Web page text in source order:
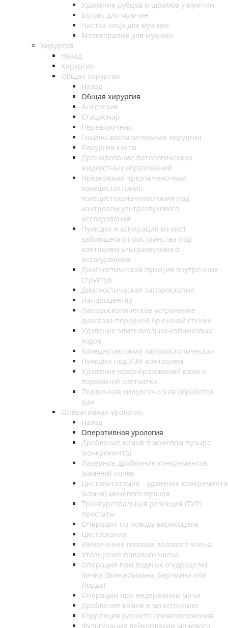
Удаление рубцов и шрамов у мужчин
Ботокс для мужчин
Чистка лица для мужчин
Мезотерапия для мужчин
Хирургия
Назад
Хирургия
Общая хирургия
Назад
Общая хирургия
Анестезия
Стационар
Перевязочная
Гнойно-воспалительная хирургия
Хирургия кисти
Дренирование патологических
жидкостных образований
Чрезкожная чрезпеченочная
холецистостомия,
холецистохолангиостомия под
контролем ультразвукового
исследования
Пункция и аспирация из кист
забрюшного пространства под
контролем ультразвукового
исследования
Диагностическая пункция внутренних
структур
Диагностическая лапароскопия
Лапароцентез
Лапароскопическое устранение
диастаза передней брюшной стенки
Удаление эпителиально-копчиковых
ходов
Холецистэктомия лапароскопическая
Пункции под УЗИ-контролем
Удаление новообразований кожи и
подкожной клетчатки
Первичная хирургическая обработка
ран
Оперативная урология
Назад
Оперативная урология
Дробление камня в мочевом пузыре
(конкремента)
Лазерное дробление конкрементов
(камней) почек
Цистолитотомия - удаление конкремента
(камня) мочевого пузыря
Трансуретральная резекция (ТУР)
простаты
Операция по поводу варикоцеле
Цистоскопия
Увеличение головки полового члена
Утолщение полового члена
Операция при водянке (гидроцеле)
яичка (Винкельмана, Бергмана или
Лорда)
Операции при недержании мочи
Дробление камня в мочеточнике
Коррекция раннего семяизвержения
Фульгурация лейкоплакии мочевого